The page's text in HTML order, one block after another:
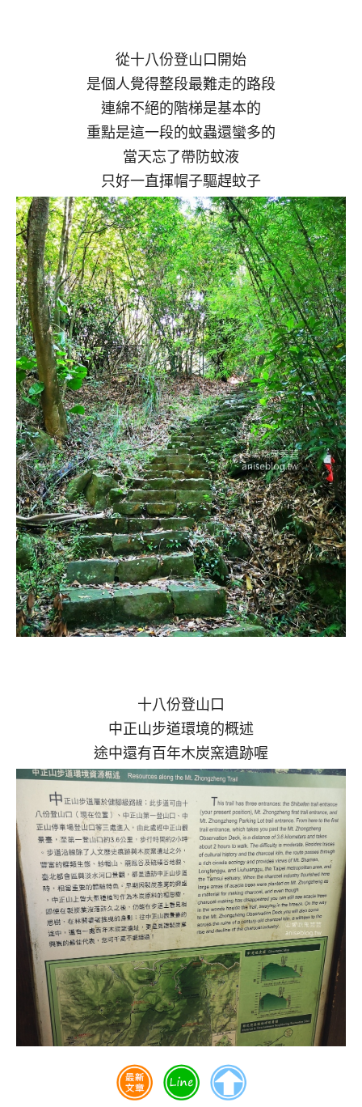
從十八份登山口開始
是個人覺得整段最難走的路段
連綿不絕的階梯是基本的
重點是這一段的蚊蟲還蠻多的
當天忘了帶防蚊液
只好一直揮帽子驅趕蚊子
十八份登山口
中正山步道環境的概述
途中還有百年木炭窯遺跡喔